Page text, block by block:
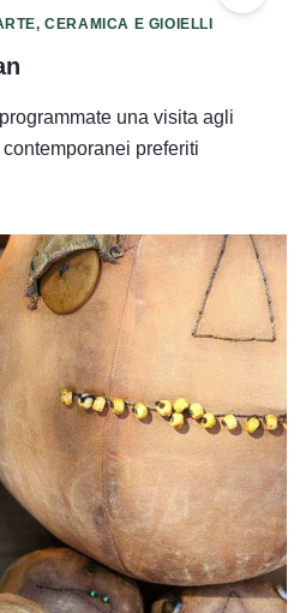
CERAMICA E GIOIELLI
una visita agli
preferiti